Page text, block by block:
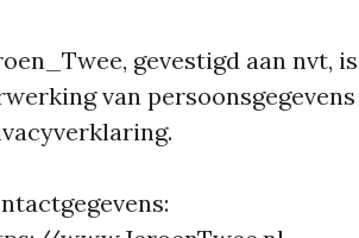
gevestigd aan nvt,
van